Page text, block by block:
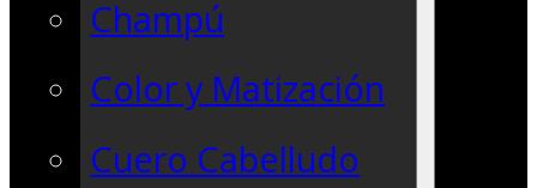
Champú
Color y Matización
Cuero Cabelludo